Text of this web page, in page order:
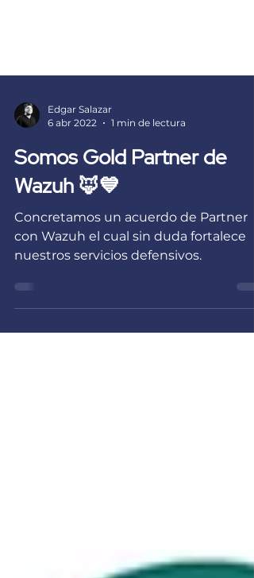
Edgar Salazar
6 abr 2022
1 min de lectura
Somos Gold Partner de
Wazuh 🦊💙
con Wazuh el cual sin duda fortalece
nuestros servicios defensivos.